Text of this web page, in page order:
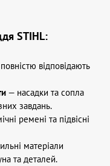
STIHL:
відповідають
— насадки та сопла
завдань.
ремені та підвісні
матеріали
та деталей.